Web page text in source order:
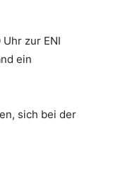
zur ENI
ein
sich bei der